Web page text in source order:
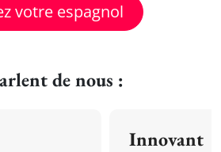
votre espagnol
de nous :
Innovant